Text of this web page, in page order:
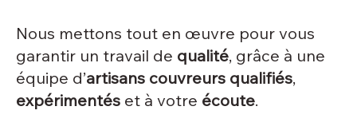
Nous mettons tout en œuvre pour vous
garantir un travail de qualité, grâce à une
équipe d’artisans couvreurs qualifiés,
expérimentés et à votre écoute.